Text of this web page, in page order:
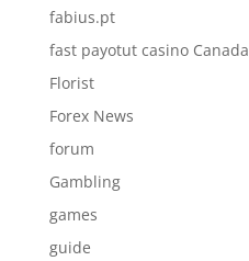
fabius.pt
fast payotut casino Canada
Florist
Forex News
forum
Gambling
games
guide